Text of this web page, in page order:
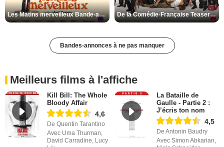
Les Matins merveilleux Bande-annonce VF De la Comédie-Française Teaser VF
Bandes-annonces à ne pas manquer
Meilleurs films à l'affiche
Kill Bill: The Whole
Bloody Affair
4,6
De Quentin Tarantino
Avec Uma Thurman,
David Carradine, Lucy
La Bataille de
Gaulle - Partie 2 :
J’écris ton nom
4,5
De Antonin Baudry
Avec Simon Abkarian,